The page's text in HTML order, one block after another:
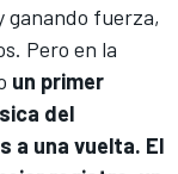
ganando fuerza,
Pero en la
un primer
del
a una vuelta. El